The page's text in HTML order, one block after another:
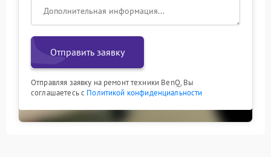
Отправить заявку
Отправляя заявку на ремонт техники BenQ, Вы
соглашаетесь с Политикой конфиденциальности